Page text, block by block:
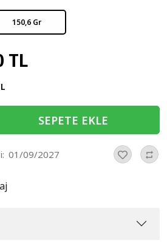
150,6 Gr
TL
SEPETE EKLE
01/09/2027